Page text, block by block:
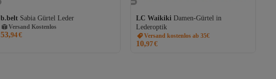
b.belt Sabia Gürtel Leder
Gratis Versand
Versand Kostenlos
53,94€
LC Waikiki Damen-Gürtel in
Lederoptik
Versand kostenlos ab 35€
10,97€